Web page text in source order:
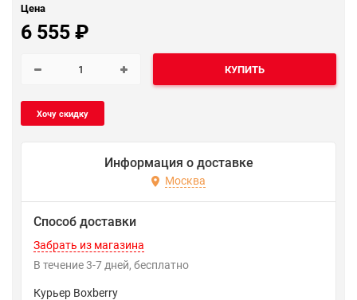
Цена
6 555₽
КУПИТЬ
Информация о доставке
Москва
Способ доставки
Забрать из магазина
В течение3-7 дней Бесплатно
Курьер Boxberry